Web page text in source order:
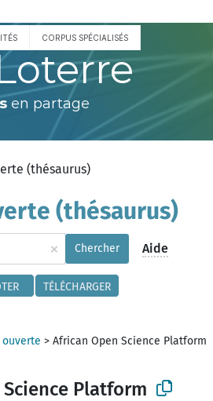
CORPUS SPÉCIALISÉS
en partage
(thésaurus)
(thésaurus)
× Chercher Aide
TÉLÉCHARGER
>African Open Science Platform
Platform